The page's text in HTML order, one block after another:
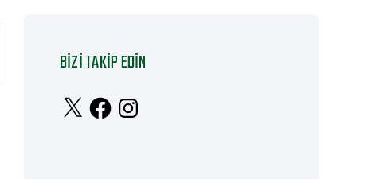
BIZI TAKIP EDIN
X FacebookInstagram